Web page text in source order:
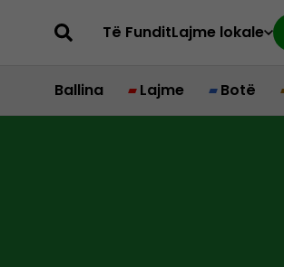
Të FunditLajme lokale
Ballina Lajme Botë